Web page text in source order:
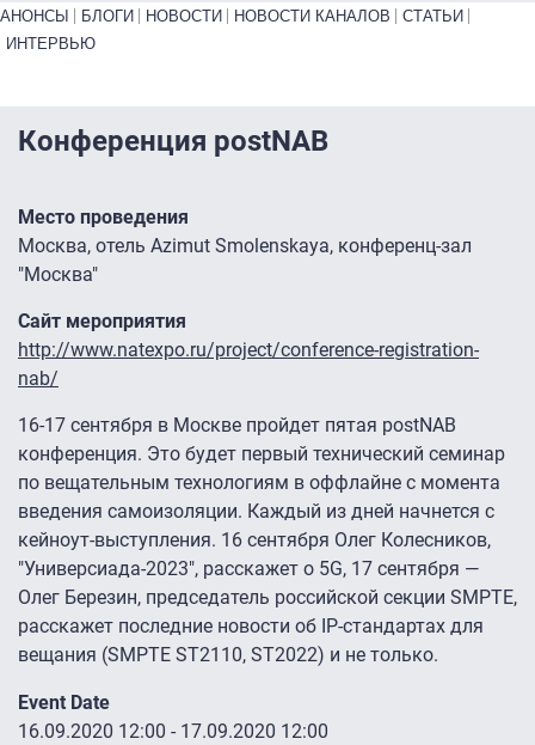
Primary links bottom
АНОНСЫ БЛОГИ НОВОСТИ НОВОСТИ КАНАЛОВ
СТАТЬИ
ИНТЕРВЬЮ
Конференция postNAB
Место проведения
Москва, отель Azimut Smolenskaya, конференц-зал
"Москва"
Сайт мероприятия
http://www.natexpo.ru/project/conference-registration-
nab/
16-17 сентября в Москве пройдет пятая postNAB
конференция. Это будет первый технический семинар
по вещательным технологиям в оффлайне с момента
введения самоизоляции. Каждый из дней начнется с
кейноут-выступления. 16 сентября Олег Колесников,
"Универсиада-2023", расскажет о 5G, 17 сентября —
Олег Березин, председатель российской секции SMPTE,
расскажет последние новости об IP-стандартах для
вещания (SMPTE ST2110, ST2022) и не только.
Event Date
16.09.2020 12:00 - 17.09.2020 12:00